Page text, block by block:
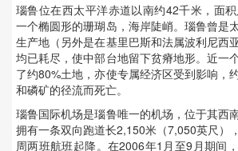
瑙鲁位在西太平洋赤道以南约42千米，面
一个椭圆形的珊瑚岛，海岸陡峭。瑙鲁曾是
生产地（另外是在基里巴斯和法属波利尼西
均已耗尽，使中部台地留下贫瘠地形。近一
了约80%土地，亦使专属经济区受到影响，
和磷矿的径流而死亡。
瑙鲁国际机场是瑙鲁唯一的机场，位于其西
拥有一条双向跑道长2,150米（7,050英尺）
周两班航班起降。在2006年1月至9月期间